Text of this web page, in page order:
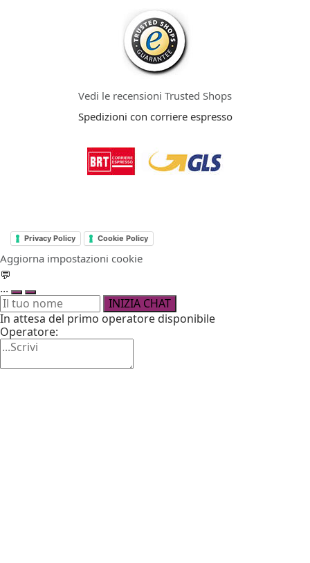
Vedi le recensioni Trusted Shops
Spedizioni con corriere espresso
Privacy Policy Cookie Policy
Aggiorna impostazioni cookie
💬
...
INIZIA CHAT
In attesa del primo operatore disponibile
Operatore: